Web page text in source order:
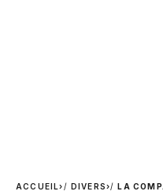
ACCUEIL› DIVERS› LA